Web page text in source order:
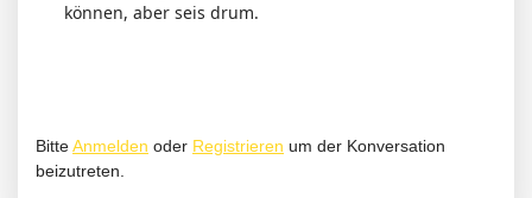
können, aber seis drum.
BitteAnmelden oder Registrieren um der Konversation
beizutreten.